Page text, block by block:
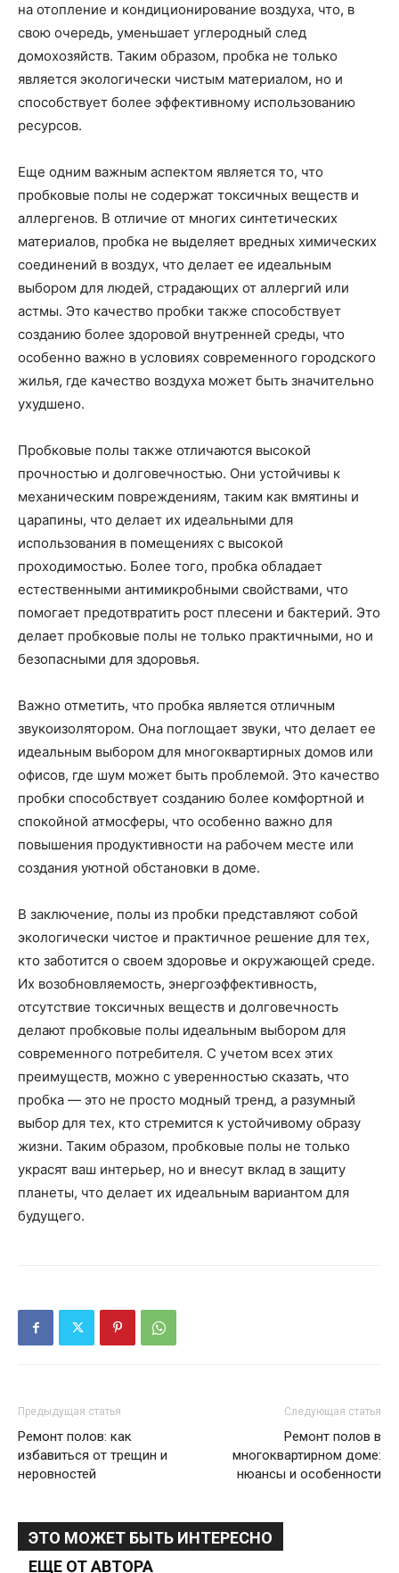
на отопление и кондиционирование воздуха, что, в
свою очередь, уменьшает углеродный след
домохозяйств. Таким образом, пробка не только
является экологически чистым материалом, но и
способствует более эффективному использованию
ресурсов.
Еще одним важным аспектом является то, что
пробковые полы не содержат токсичных веществ и
аллергенов. В отличие от многих синтетических
материалов, пробка не выделяет вредных химических
соединений в воздух, что делает ее идеальным
выбором для людей, страдающих от аллергий или
астмы. Это качество пробки также способствует
созданию более здоровой внутренней среды, что
особенно важно в условиях современного городского
жилья, где качество воздуха может быть значительно
ухудшено.
Пробковые полы также отличаются высокой
прочностью и долговечностью. Они устойчивы к
механическим повреждениям, таким как вмятины и
царапины, что делает их идеальными для
использования в помещениях с высокой
проходимостью. Более того, пробка обладает
естественными антимикробными свойствами, что
помогает предотвратить рост плесени и бактерий. Это
делает пробковые полы не только практичными, но и
безопасными для здоровья.
Важно отметить, что пробка является отличным
звукоизолятором. Она поглощает звуки, что делает ее
идеальным выбором для многоквартирных домов или
офисов, где шум может быть проблемой. Это качество
пробки способствует созданию более комфортной и
спокойной атмосферы, что особенно важно для
повышения продуктивности на рабочем месте или
создания уютной обстановки в доме.
В заключение, полы из пробки представляют собой
экологически чистое и практичное решение для тех,
кто заботится о своем здоровье и окружающей среде.
Их возобновляемость, энергоэффективность,
отсутствие токсичных веществ и долговечность
делают пробковые полы идеальным выбором для
современного потребителя. С учетом всех этих
преимуществ, можно с уверенностью сказать, что
пробка — это не просто модный тренд, а разумный
выбор для тех, кто стремится к устойчивому образу
жизни. Таким образом, пробковые полы не только
украсят ваш интерьер, но и внесут вклад в защиту
планеты, что делает их идеальным вариантом для
будущего.
Предыдущая статья
Ремонт полов: как
избавиться от трещин и
неровностей
Следующая статья
Ремонт полов в
многоквартирном доме:
нюансы и особенности
ЭТО МОЖЕТ БЫТЬ ИНТЕРЕСНО
ЕЩЕ ОТ АВТОРА